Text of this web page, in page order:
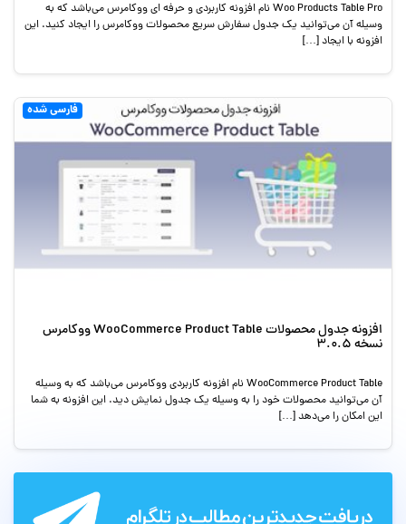
Woo Products Table Pro نام افزونه کاربردی و حرفه ای ووکامرس می‌باشد که به
وسیله آن می‌توانید یک جدول سفارش سریع محصولات ووکامرس را ایجاد کنید. این
افزونه با ایجاد […]
فارسی شده
افزونه جدول محصولات WooCommerce Product Table ووکامرس
نسخه 3.0.5
WooCommerce Product Table نام افزونه کاربردی ووکامرس می‌باشد که به وسیله
آن می‌توانید محصولات خود را به وسیله یک جدول نمایش دید. این افزونه به شما
این امکان را می‌دهد […]